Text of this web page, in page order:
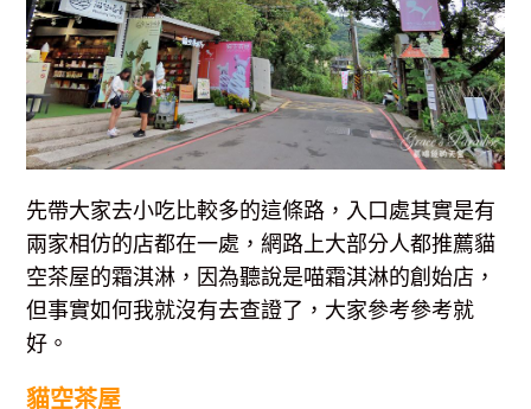
先帶大家去小吃比較多的這條路，入口處其實是有
兩家相仿的店都在一處，網路上大部分人都推薦貓
空茶屋的霜淇淋，因為聽說是喵霜淇淋的創始店，
但事實如何我就沒有去查證了，大家參考參考就
好。
貓空茶屋